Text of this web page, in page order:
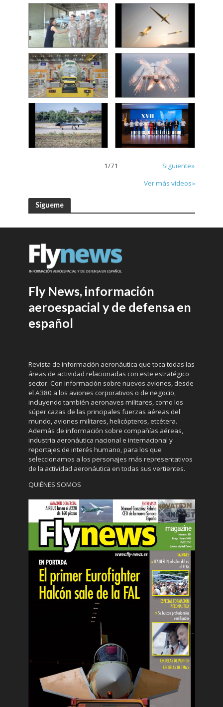
1/71
Siguiente»
Ver más vídeos»
Sígueme
Fly News, información
aeroespacial y de defensa en
español
Revista de información aeronáutica que toca todas las
áreas de actividad relacionadas con este estratégico
sector. Con información sobre nuevos aviones, desde
el A380 a los aviones corporativos o de negocio,
incluyendo también aeronaves militares, como los
súper cazas de las principales fuerzas aéreas del
mundo, aviones militares, helicópteros, etcétera.
Además de información sobre compañías aéreas,
industria aeronáutica nacional e internacional y
reportajes de interés humano, para los que
seleccionamos a los personajes más representativos
de la actividad aeronáutica en todas sus vertientes.
QUIÉNES SOMOS